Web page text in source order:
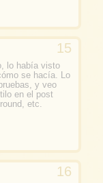
lo había visto
se hacía. Lo
y veo
en el post
etc.